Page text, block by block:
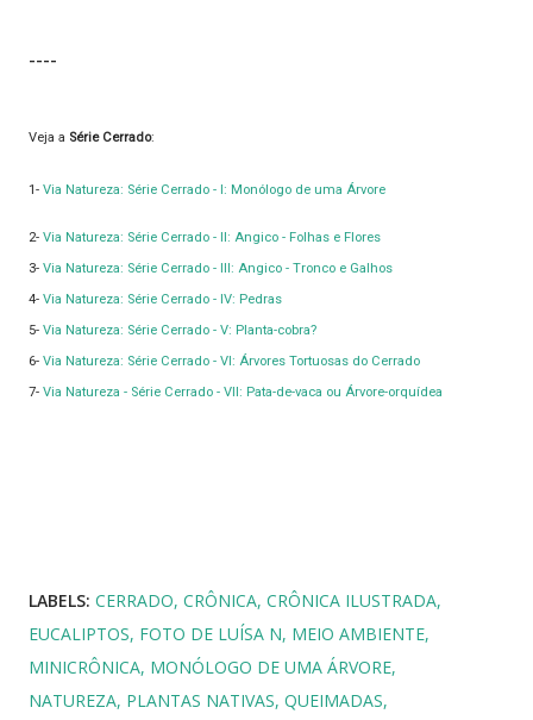
----
Veja a Série Cerrado:
1- Via Natureza: Série Cerrado - I: Monólogo de uma Árvore
2- Via Natureza: Série Cerrado - II: Angico - Folhas e Flores
3- Via Natureza: Série Cerrado - III: Angico - Tronco e Galhos
4- Via Natureza: Série Cerrado - IV: Pedras
5- Via Natureza: Série Cerrado - V: Planta-cobra?
6- Via Natureza: Série Cerrado - VI: Árvores Tortuosas do Cerrado
7- Via Natureza - Série Cerrado - VII: Pata-de-vaca ou Árvore-orquídea
LABELS: CERRADO CRÔNICA CRÔNICA ILUSTRADA
EUCALIPTOS FOTO DE LUÍSA N MEIO AMBIENTE
MINICRÔNICA MONÓLOGO DE UMA ÁRVORE
NATUREZA PLANTAS NATIVAS QUEIMADAS